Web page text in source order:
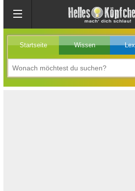
Startseite Wissen